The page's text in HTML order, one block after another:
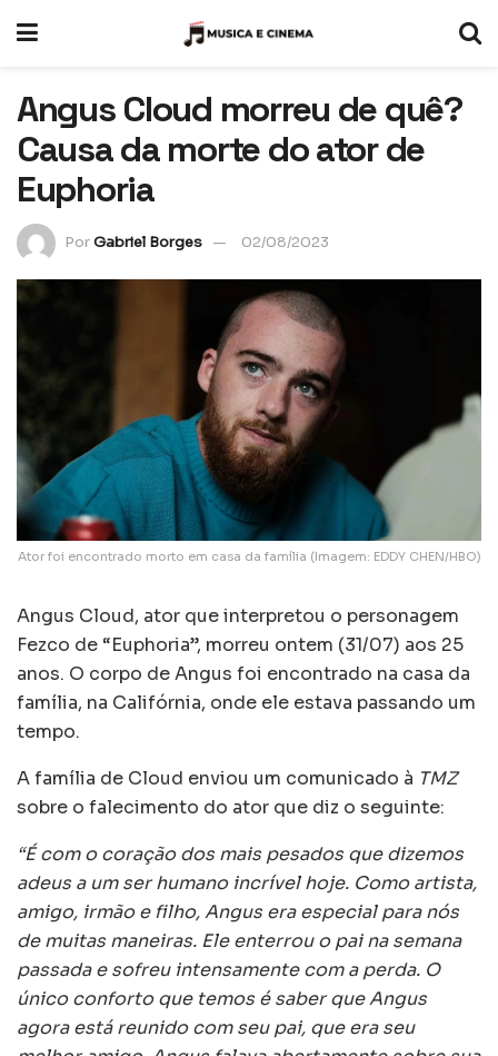
Angus Cloud morreu de quê?
Causa da morte do ator de
Euphoria
PorGabriel Borges 02/08/2023
Ator foi encontrado morto em casa da família (Imagem: EDDY CHEN/HBO)
Angus Cloud, ator que interpretou o personagem
Fezco de “Euphoria”, morreu ontem (31/07) aos 25
anos. O corpo de Angus foi encontrado na casa da
família, na Califórnia, onde ele estava passando um
tempo.
A família de Cloud enviou um comunicado à TMZ
sobre o falecimento do ator que diz o seguinte:
“É com o coração dos mais pesados que dizemos
adeus a um ser humano incrível hoje. Como artista,
amigo, irmão e filho, Angus era especial para nós
de muitas maneiras. Ele enterrou o pai na semana
passada e sofreu intensamente com a perda. O
único conforto que temos é saber que Angus
agora está reunido com seu pai, que era seu